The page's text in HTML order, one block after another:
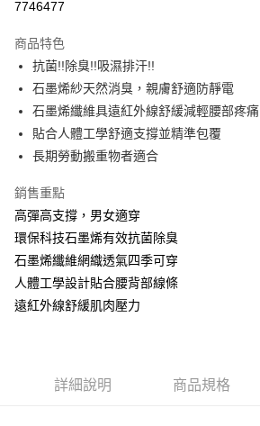
Apple Pay
街口支付
悠遊付
全家取貨付款
每筆NT$90，滿NT$999(含以上)免運費
7-11取貨付款
每筆NT$90，滿NT$999(含以上)免運費
7746477
商品特色
抗菌!!除臭!!吸濕排汗!!
石墨烯紗天然消臭，親膚舒適防靜電
石墨烯纖維具遠紅外線舒緩減輕腰部疼痛
貼合人體工學舒適支撐並精準包覆
長期勞動搬重物者適合
銷售重點
高彈高支撐，男女適穿
環保科技石墨烯有效抗菌除臭
石墨烯纖維網織透氣四季可穿
人體工學設計貼合腰背部線條
遠紅外線舒緩肌肉壓力
詳細說明 商品規格